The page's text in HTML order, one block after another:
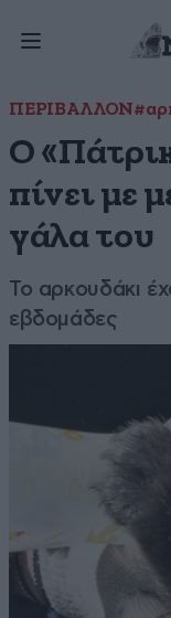
ΠΕΡΙΒΑΛΛΟΝ
Ο
πίνει με
γάλα του
Το αρκουδάκι
εβδομάδες